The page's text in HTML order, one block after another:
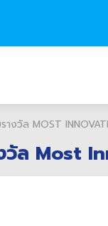
างวัล MOST
วัล Most